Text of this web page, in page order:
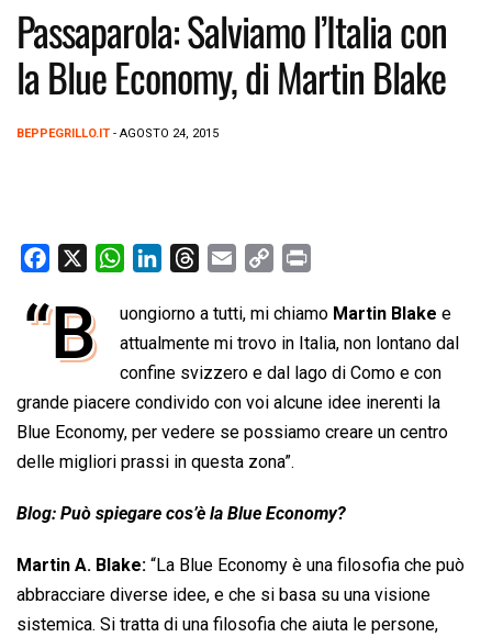
Passaparola: Salviamo l’Italia con
la Blue Economy, di Martin Blake
BEPPEGRILLO.IT - AGOSTO 24, 2015
c
o
o
k
W
a
t
s
A
p
p
n
k
e
d
I
n
r
e
a
d
s
a
i
l
p
y
L
i
n
k
i
n
t
“B uongiorno a tutti, mi chiamo Martin Blake e
attualmente mi trovo in Italia, non lontano dal
confine svizzero e dal lago di Como e con
grande piacere condivido con voi alcune idee inerenti la
Blue Economy, per vedere se possiamo creare un centro
delle migliori prassi in questa zona”.
Blog: Può spiegare cos’è la Blue Economy?
Martin A. Blake: “La Blue Economy è una filosofia che può
abbracciare diverse idee, e che si basa su una visione
sistemica. Si tratta di una filosofia che aiuta le persone,